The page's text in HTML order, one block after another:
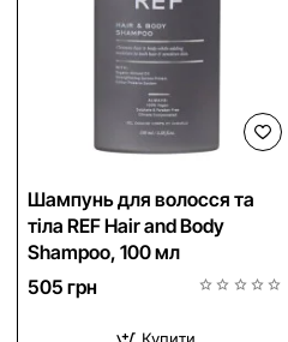
Шампунь для волосся та
тіла REF Hair and Body
Shampoo, 100 мл
505 грн